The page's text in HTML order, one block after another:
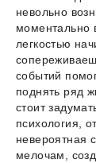
невольно
моментально
легкостью
событий
поднять ряд
стоит
психология,
невероятная
мелочам,